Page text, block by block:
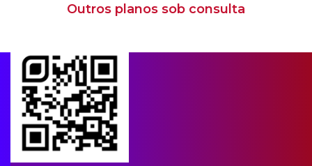
Outros planos sob consulta